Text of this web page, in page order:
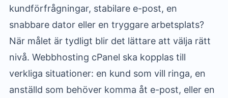
kundförfrågningar, stabilare e-post, en
snabbare dator eller en tryggare arbetsplats?
När målet är tydligt blir det lättare att välja rätt
nivå. Webbhosting cPanel ska kopplas till
verkliga situationer: en kund som vill ringa, en
anställd som behöver komma åt e-post, eller en